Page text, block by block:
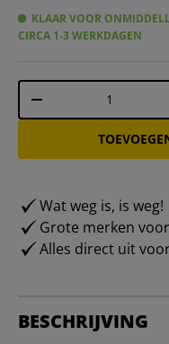
KLAAR VOOR
CIRCA 1-3 WERKDAGEN
Aantal
-
Wat weg is, is weg!
Grote merken
Alles direct uit
BESCHRIJVING